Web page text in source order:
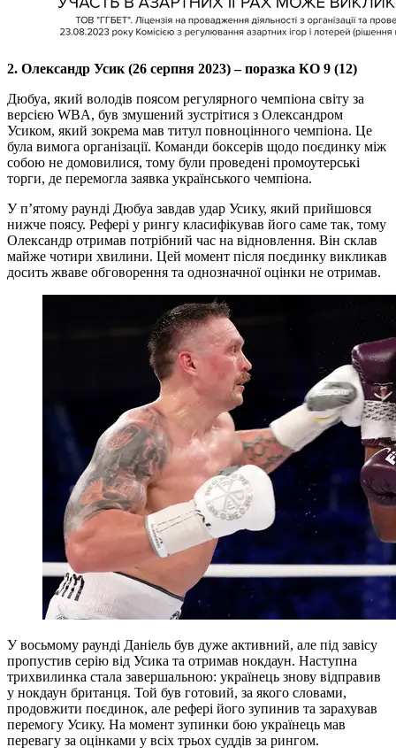
2. Олександр Усик (26 серпня 2023) – поразка КО 9 (12)
Дюбуа, який володів поясом регулярного чемпіона світу за
версією WBA, був змушений зустрітися з Олександром
Усиком, який зокрема мав титул повноцінного чемпіона. Це
була вимога організації. Команди боксерів щодо поєдинку між
собою не домовилися, тому були проведені промоутерські
торги, де перемогла заявка українського чемпіона.
У п’ятому раунді Дюбуа завдав удар Усику, який прийшовся
нижче поясу. Рефері у рингу класифікував його саме так, тому
Олександр отримав потрібний час на відновлення. Він склав
майже чотири хвилини. Цей момент після поєдинку викликав
досить жваве обговорення та однозначної оцінки не отримав.
У восьмому раунді Даніель був дуже активний, але під завісу
пропустив серію від Усика та отримав нокдаун. Наступна
трихвилинка стала завершальною: українець знову відправив
у нокдаун британця. Той був готовий, за якого словами,
продовжити поєдинок, але рефері його зупинив та зарахував
перемогу Усику. На момент зупинки бою українець мав
перевагу за оцінками у всіх трьох суддів за рингом.